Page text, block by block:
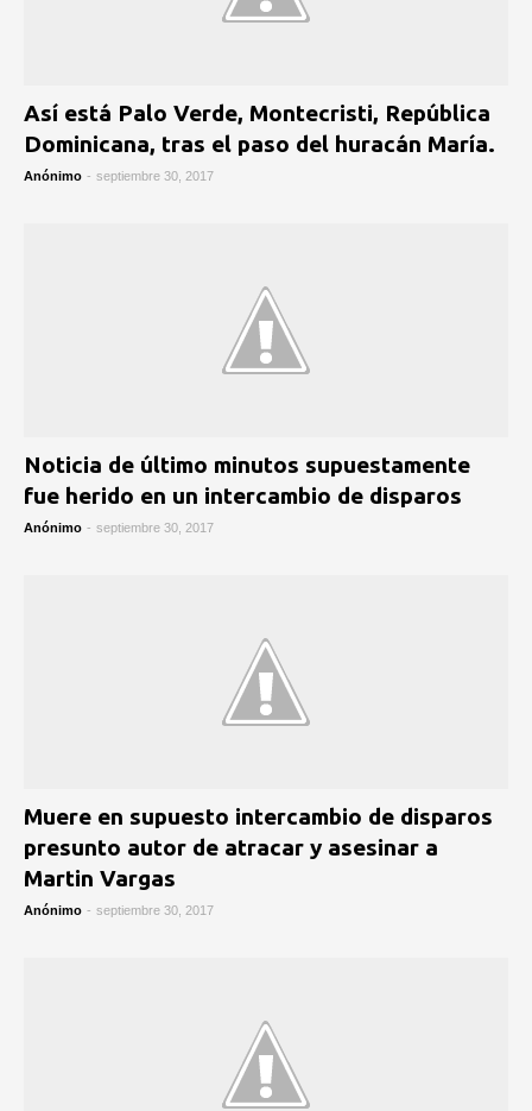
Así está Palo Verde, Montecristi, República
Dominicana, tras el paso del huracán María.
Anónimo - septiembre 30, 2017
Noticia de último minutos supuestamente
fue herido en un intercambio de disparos
Anónimo - septiembre 30, 2017
Muere en supuesto intercambio de disparos
presunto autor de atracar y asesinar a
Martin Vargas
Anónimo - septiembre 30, 2017